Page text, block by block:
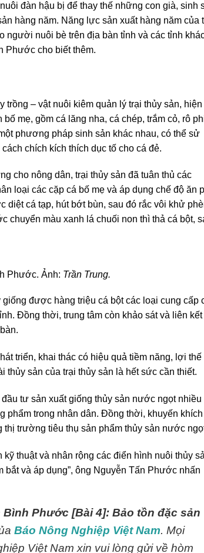
đàn hậu bị để thay thế những con già, sinh
hàng năm. Năng lực sản xuất hàng năm của
người nuôi bè trên địa bàn tỉnh và các tỉnh
Phước cho biết thêm.
– vật nuôi kiêm quản lý trại thủy sản, hiện
mẹ, gồm cá lăng nha, cá chép, trắm cỏ, rô
phương pháp sinh sản khác nhau, có thể sử
chích kích thích dục tố cho cá đẻ.
cho nông dân, trại thủy sản đã tuân thủ các
loại các cặp cá bố mẹ và áp dụng chế độ ăn
diệt cá tạp, hút bớt bùn, sau đó rắc vôi khử
chuyển màu xanh lá chuối non thì thả cá bột,
Phước. Ảnh: Trần Trung.
được hàng triệu cá bột các loại cung cấp
Đồng thời, trung tâm còn khảo sát và liên kết
triển, khai thác có hiệu quả tiềm năng, lợi thế
sản của trại thủy sản là hết sức cần thiết.
tư sản xuất giống thủy sản nước ngọt nhiều
phẩm trong nhân dân. Đồng thời, khuyến khích
trường tiêu thụ sản phẩm thủy sản nước
thuật và nhân rộng các điển hình nuôi thủy
và áp dụng”, ông Nguyễn Tấn Phước nhấn
Phước [Bài 4]: Bảo tồn đặc sản
Báo Nông Nghiệp Việt Nam. Mọi
Việt Nam xin vui lòng gửi về hòm